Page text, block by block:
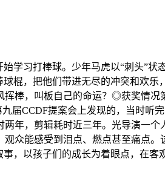
学习打棒球。少年马虎以“刺头”状
棍，把他们带进无尽的冲突和欢乐
棒，叫板自己的命运？◎获奖情况
届CCDF提案会上发现的，当时听
年，剪辑耗时近三年。光导演一个
众能感受到泪点、燃点甚至痛点。
，以孩子们的成长为着眼点，在客